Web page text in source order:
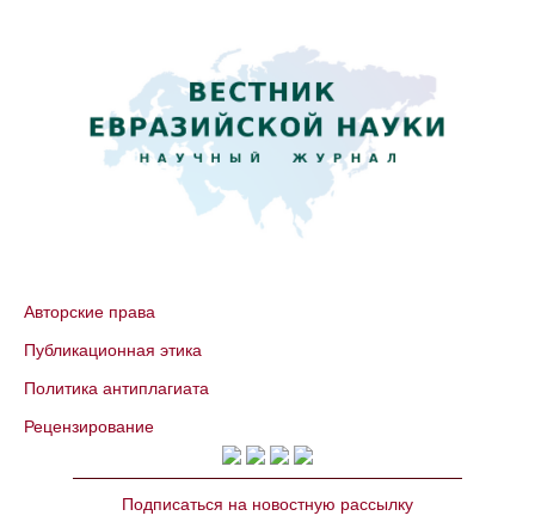
Авторские права
Публикационная этика
Политика антиплагиата
Рецензирование
Подписаться на новостную рассылку